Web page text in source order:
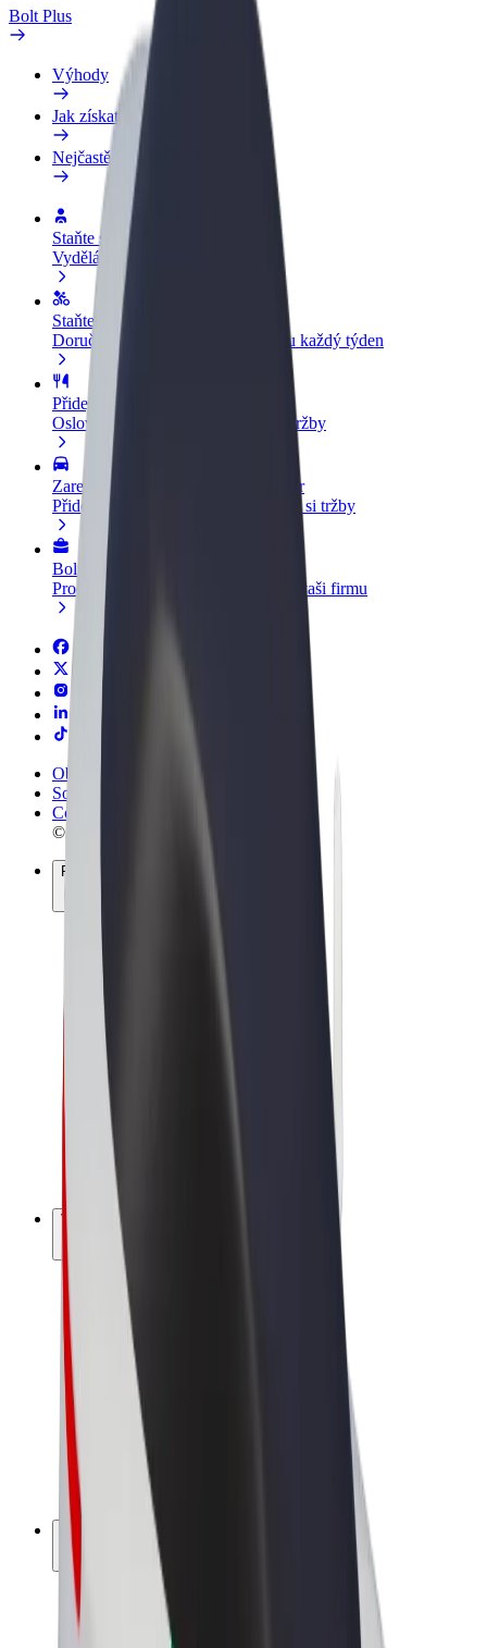
Bolt Plus
Výhody
Jak získat členství
Nejčastější otázky
Staňte se řidičem
Vydělávejte podle sebe
Staňte se kurýrem
Doručujte jídlo a dostávejte výplatu každý týden
Přidejte restauraci nebo obchod
Oslovte více zákazníků a zvyšte si tržby
Zaregistrujte se jako flotilový partner
Přidejte svou flotilu k Boltu a zvyšte si tržby
Bolt for Business
Produkty a služby Boltu přesně pro vaši firmu
Obchodní podmínky
Soukromí
Cookies
© 2026 Bolt Technology OÜ
Produkty
Jízdy
Koloběžky
Bolt Market
Bolt Food
Bolt Drive
Bolt for Business
E-kola
Bolt Plus
Vydělávejte s Boltem
Řidiči
Výdělky řidiče
Kurýři
Výdělky kurýra
Partneři Bolt Food
Franšízy
Společnost
O společnosti Bolt